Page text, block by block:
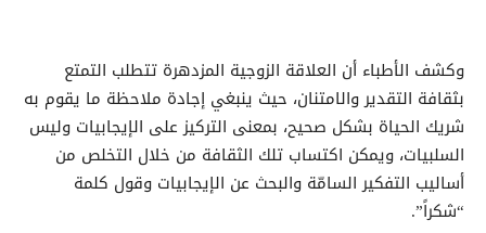
وكشف الأطباء أن العلاقة الزوجية المزدهرة تتطلب التمتع
بثقافة التقدير والامتنان، حيث ينبغي إجادة ملاحظة ما يقوم به
شريك الحياة بشكل صحيح، بمعنى التركيز على الإيجابيات وليس
السلبيات، ويمكن اكتساب تلك الثقافة من خلال التخلص من
أساليب التفكير السامّة والبحث عن الإيجابيات وقول كلمة
“شكراً”.